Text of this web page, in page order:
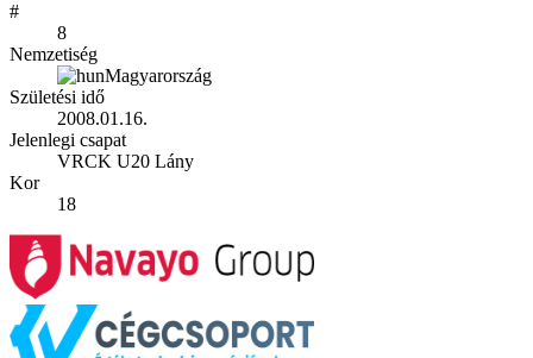
#
8
Nemzetiség
Magyarország
Születési idő
2008.01.16.
Jelenlegi csapat
VRCK U20 Lány
Kor
18